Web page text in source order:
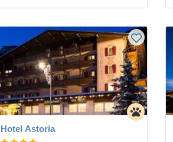
Hotel Astoria